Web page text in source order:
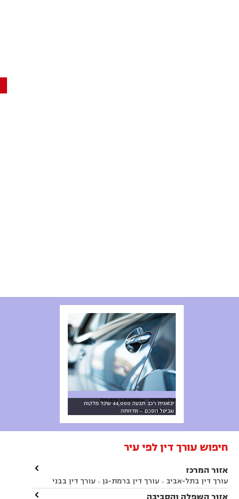
יבואנית רכב תבעה 44,000 שקל מלקוח
שביטל הסכם – ונדחתה
אילוסטרציה: Dmytro Sidelnikov,
www.123rf.com
חיפוש עורך דין לפי עיר
אזור המרכז
עורך דין בתל-אביב  עורך דין ברמת-גן 
עורך דין בבני
ברק עורך דין בפתח תקווה עורך דין בראשון לציון

אזור השפלה והסביבה 